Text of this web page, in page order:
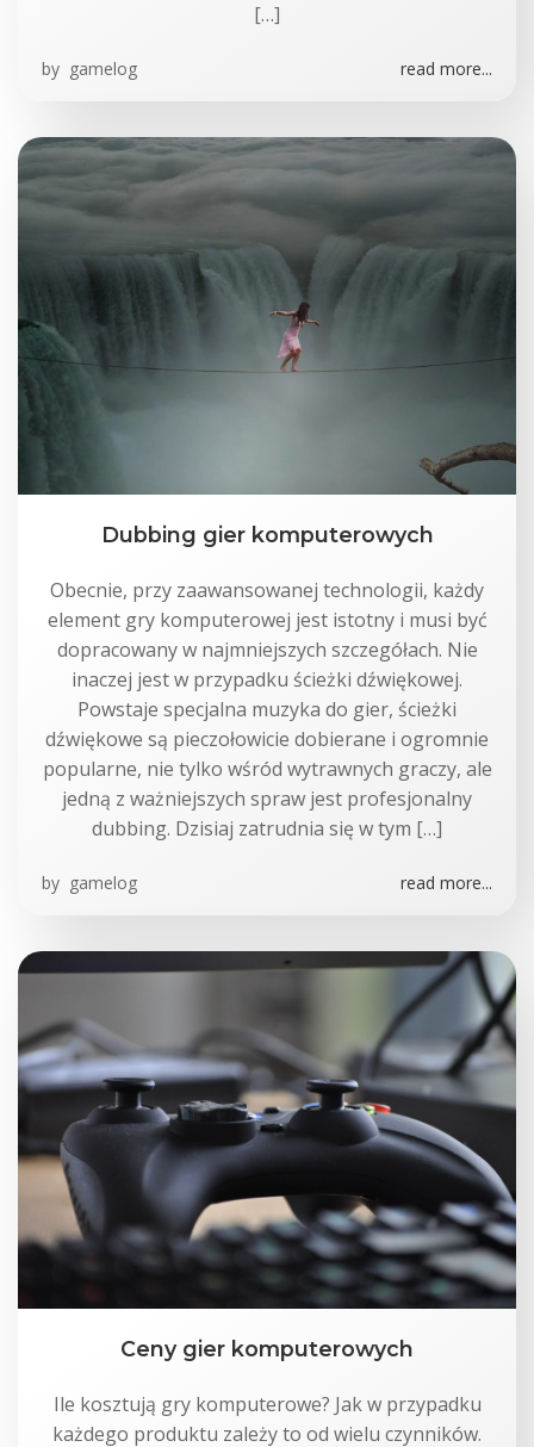
[…]
by gamelog read more...
Dubbing gier komputerowych
Obecnie, przy zaawansowanej technologii, każdy
element gry komputerowej jest istotny i musi być
dopracowany w najmniejszych szczegółach. Nie
inaczej jest w przypadku ścieżki dźwiękowej.
Powstaje specjalna muzyka do gier, ścieżki
dźwiękowe są pieczołowicie dobierane i ogromnie
popularne, nie tylko wśród wytrawnych graczy, ale
jedną z ważniejszych spraw jest profesjonalny
dubbing. Dzisiaj zatrudnia się w tym […]
by gamelog read more...
Ceny gier komputerowych
Ile kosztują gry komputerowe? Jak w przypadku
każdego produktu zależy to od wielu czynników.